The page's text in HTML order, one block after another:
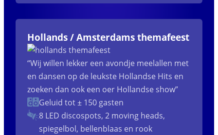
Hollands / Amsterdams themafeest
“Wij willen lekker een avondje meelallen met
en dansen op de leukste Hollandse Hits en
zoeken dan ook een oer Hollandse show”
Geluid tot ± 150 gasten
8 LED discospots, 2 moving heads,
spiegelbol, bellenblaas en rook